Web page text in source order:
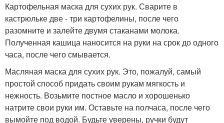
Картофельная маска для сухих рук. Сварите в
кастрюльке две - три картофелины, после чего
разомните и залейте двумя стаканами молока.
Полученная кашица наносится на руки на срок до одного
часа, после чего смывается.
Масляная маска для сухих рук. Это, пожалуй, самый
простой способ придать своим рукам мягкость и
нежность. Возьмите постное масло и хорошенько
натрите свои руки им. Оставьте на полчаса, после чего
вымойте под водой. Будьте уверены, ручки будут